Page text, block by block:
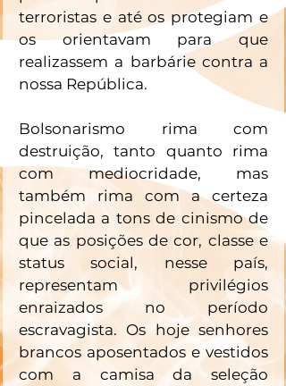
terroristas e até os protegiam e
os orientavam para que
realizassem a barbárie contra a
nossa República.
Bolsonarismo rima com
destruição, tanto quanto rima
com mediocridade, mas
também rima com a certeza
pincelada a tons de cinismo de
que as posições de cor, classe e
status social, nesse país,
representam privilégios
enraizados no período
escravagista. Os hoje senhores
brancos aposentados e vestidos
com a camisa da seleção